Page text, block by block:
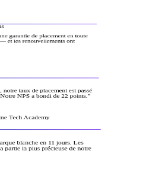
garantie de placement en toute
et les renouvellements ont
taux de placement est passé
NPS a bondi de 22 points.”
Tech Academy
blanche en 11 jours. Les
la plus précieuse de notre